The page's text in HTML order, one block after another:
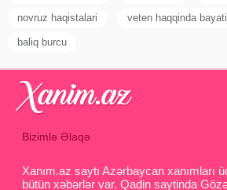
novruz haqistalari veten haqqinda bayati
baliq burcu
Bizimlə Əlaqə
Xanım.az saytı Azərbaycan xanımları
bütün xəbərlər var. Qadin saytinda